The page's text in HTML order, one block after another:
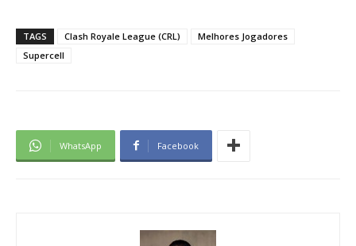
TAGS Clash Royale League (CRL)
Melhores Jogadores
Supercell
WhatsApp Facebook